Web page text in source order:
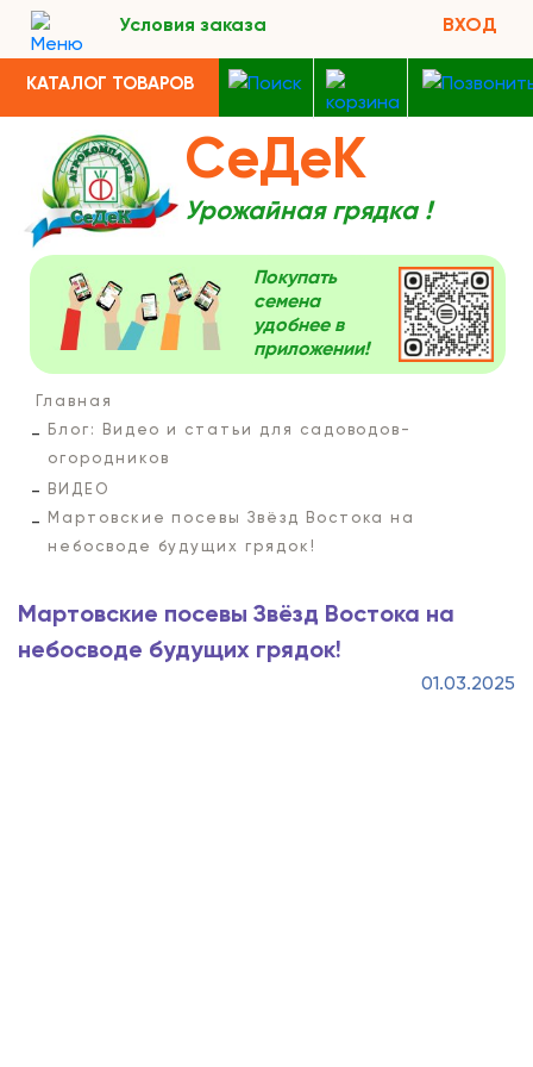
Условия заказа ВХОД
КАТАЛОГ ТОВАРОВ
СеДеК
Урожайная грядка !
Покупать
семена
удобнее в
приложении!
Главная
Блог: Видео и статьи для садоводов-
огородников
ВИДЕО
Мартовские посевы Звёзд Востока на
небосводе будущих грядок!
Мартовские посевы Звёзд Востока на
небосводе будущих грядок!
01.03.2025